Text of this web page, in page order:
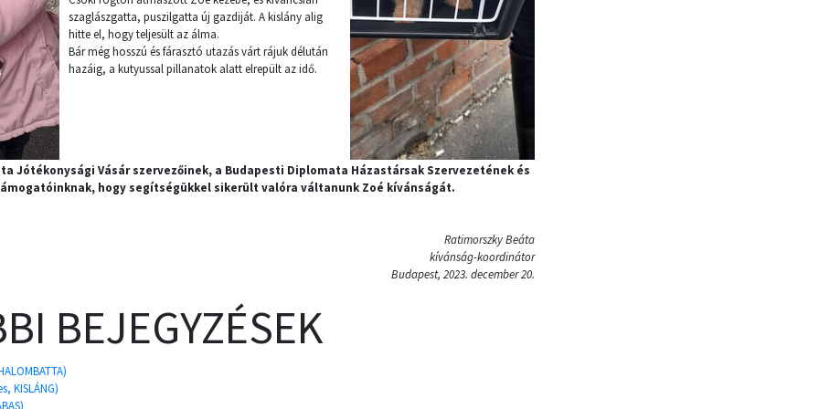
szaglászgatta, puszilgatta új gazdiját. A kislány alig
hitte el, hogy teljesült az álma.
Bár még hosszú és fárasztó utazás várt rájuk délután
hazáig, a kutyussal pillanatok alatt elrepült az idő.
Jótékonysági Vásár szervezőinek, a Budapesti Diplomata Házastársak Szervezetének és
hogy segítségükkel sikerült valóra váltanunk Zoé kívánságát.
Ratimorszky Beáta
kívánság-koordinátor
Budapest, 2023. december 20.
BEJEGYZÉSEK
KISLÁNG)